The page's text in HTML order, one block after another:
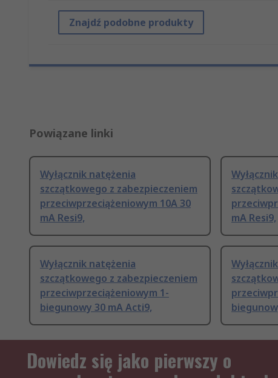
Znajdź podobne produkty
Powiązane linki
Wyłącznik natężenia
szczątkowego z zabezpieczeniem
przeciwprzeciążeniowym 10A 30
mA Resi9,
mA Resi9,
Wyłącznik natężenia
szczątkowego z zabezpieczeniem
przeciwprzeciążeniowym 1-
biegunowy 30 mA Acti9,
Dowiedz się jako pierwszy o